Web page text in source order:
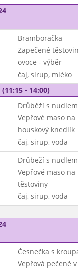
Bramboračka
Zapečené
ovoce - výběr
čaj, sirup, mléko
- 14:00)
Drůběží s
Vepřové maso
houskový knedlík
čaj, sirup, voda
Drůbeží s
Vepřové maso
těstoviny
čaj, sirup, voda
Česnečka s
Vepřová pečeně